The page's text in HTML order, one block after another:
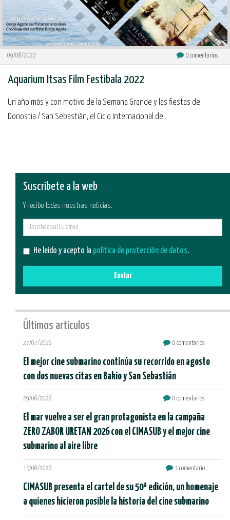
09/08/2022 0 comentarios
Aquarium Itsas Film Festibala 2022
Un año más y con motivo de la Semana Grande y las fiestas de
Donostia / San Sebastián, el Ciclo Internacional de...
Suscríbete a la web
Y recibe todas nuestras noticias.
He leído y acepto la política de protección de datos.
Enviar
Últimos artículos
27/07/2026 0 comentarios
El mejor cine submarino continúa su recorrido en agosto
con dos nuevas citas en Bakio y San Sebastián
29/06/2026 0 comentarios
El mar vuelve a ser el gran protagonista en la campaña
ZERO ZABOR URETAN 2026 con el CIMASUB y el mejor cine
submarino al aire libre
15/06/2026 1 comentario
CIMASUB presenta el cartel de su 50ª edición, un homenaje
a quienes hicieron posible la historia del cine submarino